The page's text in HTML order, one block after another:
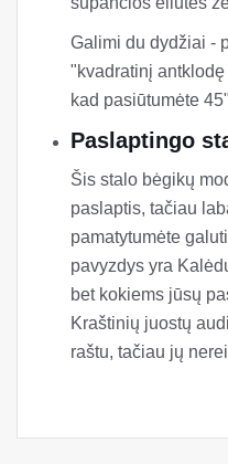
Galimi du dydžiai -
"kvadratinį
kad pasiūtumėte
Paslaptingo
Šis stalo bėgikų
paslaptis, tačiau
pamatytumėte
pavyzdys yra
bet kokiems jūsų
Kraštinių juostų
raštu, tačiau jų